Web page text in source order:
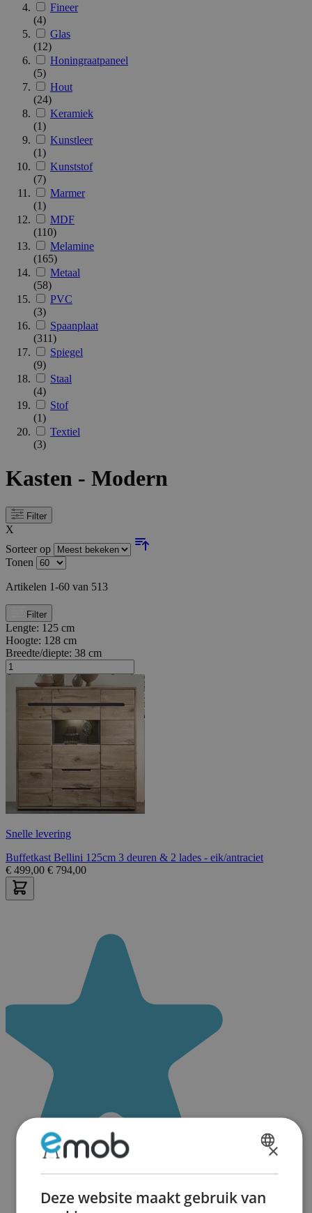
Fineer
(4)
Glas
(12)
Honingraatpaneel
(5)
Hout
(24)
Keramiek
(1)
Kunstleer
(1)
Kunststof
(7)
Marmer
(1)
MDF
(110)
Melamine
(165)
Metaal
(58)
PVC
(3)
Spaanplaat
(311)
Spiegel
(9)
Staal
(4)
Stof
(1)
Textiel
(3)
Kasten - Modern
Filter
X
Sorteer op
Tonen
Artikelen 1-60 van 513
Filter
Lengte: 125 cm
Hoogte: 128 cm
Breedte/diepte: 38 cm
Snelle levering
Buffetkast Bellini 125cm 3 deuren & 2 lades - eik/antraciet
€ 499,00 € 794,00
×
Deze website maakt gebruik van